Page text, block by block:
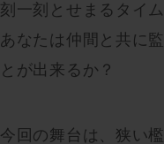
刻一刻とせまるタイム
あなたは仲間と共に
とが出来るか？
今回の舞台は、狭い